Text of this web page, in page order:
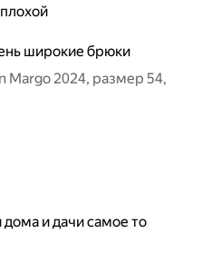
широкие брюки
Margo 2024, размер 54,
дома и дачи самое то